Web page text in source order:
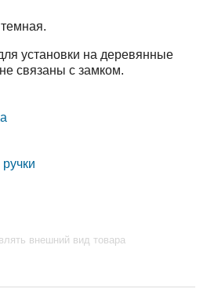
установки на деревянные
связаны с замком.
внешний вид товара